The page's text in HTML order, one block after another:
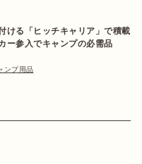
ける「ヒッチキャリア」で積載
ー参入でキャンプの必需品
ンプ用品